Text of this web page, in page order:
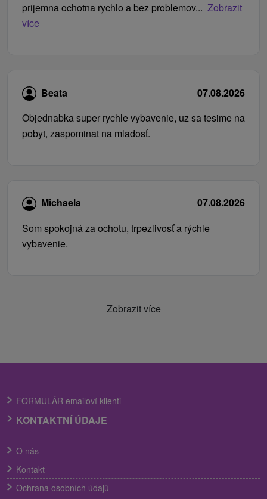
prijemna ochotna rychlo a bez problemov... Zobrazit
více
Beata
07.08.2026
Objednabka super rychle vybavenie, uz sa tesime na
pobyt, zaspominat na mladosť.
Michaela
07.08.2026
Som spokojná za ochotu, trpezlivosť a rýchle
vybavenie.
Zobrazit více
FORMULÁR emailoví klienti
KONTAKTNÍ ÚDAJE
O nás
Kontakt
Ochrana osobních údajů